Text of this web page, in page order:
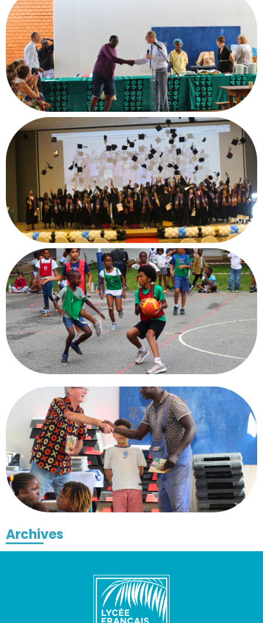
Archives